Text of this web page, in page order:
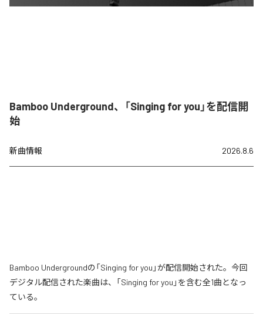
Bamboo Underground、「Singing for you」を配信開
始
新曲情報 2026.8.6
Bamboo Undergroundの「Singing for you」が配信開始された。今回
デジタル配信された楽曲は、「Singing for you」を含む全1曲となっ
ている。